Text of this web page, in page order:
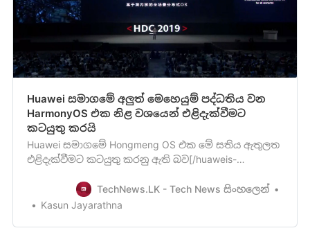
Huawei සමාගමේ අලුත් මෙහෙයුම් පද්ධතිය වන
HarmonyOS එක නිළ වශයෙන් එළිදැක්වීමට
කටයුතු කරයි
Huawei සමාගමේ Hongmeng OS එක මේ සති‍ය ඇතුලත
එළිදැක්වීමට කටයුතු කරනු ඇති බව[/huaweis-
අගෝස්තු මස 5 වැනි දිනඅපි ඔබව දැනුවත් කළා මතක
ඇති. ඔන්න දැන් Android මෙහෙයුම් පද්ධතිය වෙනුවට
TechNews.LK - Tech News සිංහලෙන්
Kasun Jayarathna